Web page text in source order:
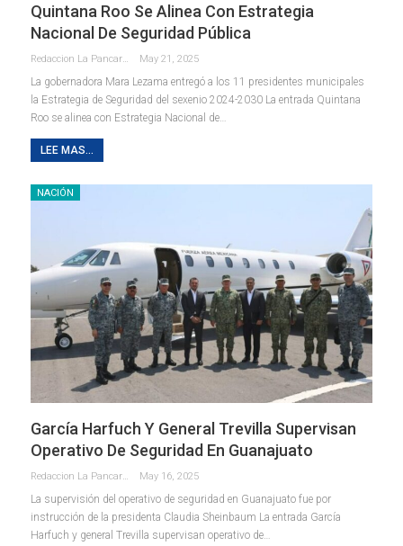
Quintana Roo Se Alinea Con Estrategia
Nacional De Seguridad Pública
May 21, 2025
La gobernadora Mara Lezama entregó a los 11 presidentes municipales
la Estrategia de Seguridad del sexenio 2024-2030 La entrada Quintana
Roo se alinea con Estrategia Nacional de…
LEE MAS...
NACIÓN
García Harfuch Y General Trevilla Supervisan
Operativo De Seguridad En Guanajuato
Redaccion La Pancarta De Quintana Roo May 16, 2025
La supervisión del operativo de seguridad en Guanajuato fue por
instrucción de la presidenta Claudia Sheinbaum La entrada García
Harfuch y general Trevilla supervisan operativo de…